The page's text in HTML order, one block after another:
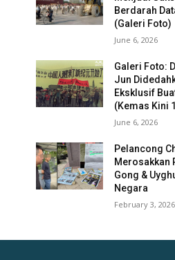
Berdarah
(Galeri Foto)
June 6, 2026
Galeri Foto:
Jun
Eksklusif
(Kemas Kini
June 6, 2026
Pelancong
Merosakkan
Gong &
Negara
February 3, 2026